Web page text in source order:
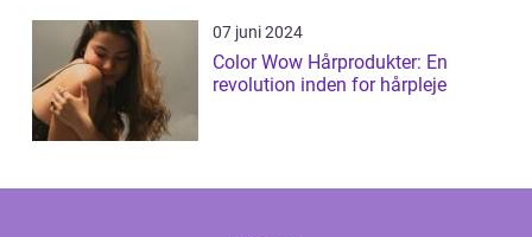
07 juni 2024
Color Wow Hårprodukter: En
revolution inden for hårpleje